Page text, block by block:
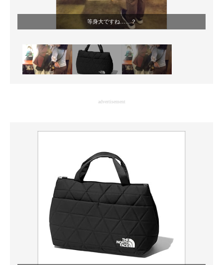
企業ITのトレンドを詳説
マーケ×ITの今がよく分かる
ITエンジニア向け専門サイト
モノづくり技術者専門サイト
エレクトロニクス専門サイト
電子設計の基本と応用
エネルギーの専門メディア
建設×テクノロジーの最前線
等身大ですね……？
advertisement